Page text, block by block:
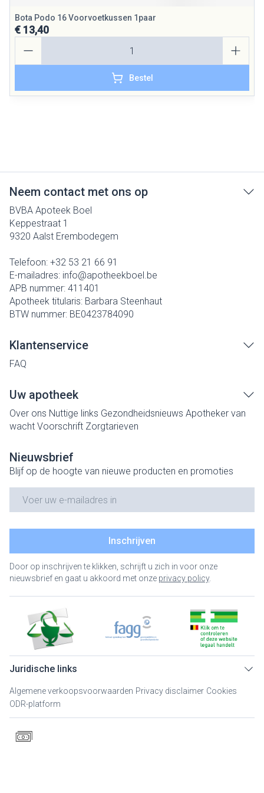
Bota Podo 16 Voorvoetkussen 1paar
€ 13,40
Bestel
Neem contact met ons op
BVBA Apoteek Boel
Keppestraat 1
9320 Aalst Erembodegem
Telefoon: +32 53 21 66 91
E-mailadres: info@apotheekboel.be
APB nummer: 411401
Apotheek titularis: Barbara Steenhaut
BTW nummer: BE0423784090
Klantenservice
FAQ
Uw apotheek
Over ons Nuttige links Gezondheidsnieuws Apotheker van
wacht Voorschrift Zorgtarieven
Nieuwsbrief
Blijf op de hoogte van nieuwe producten en promoties
Inschrijven
Door op inschrijven te klikken, schrijft u zich in voor onze
nieuwsbrief en gaat u akkoord met onze privacy policy.
Juridische links
Algemene verkoopsvoorwaarden Privacy disclaimer Cookies
ODR-platform